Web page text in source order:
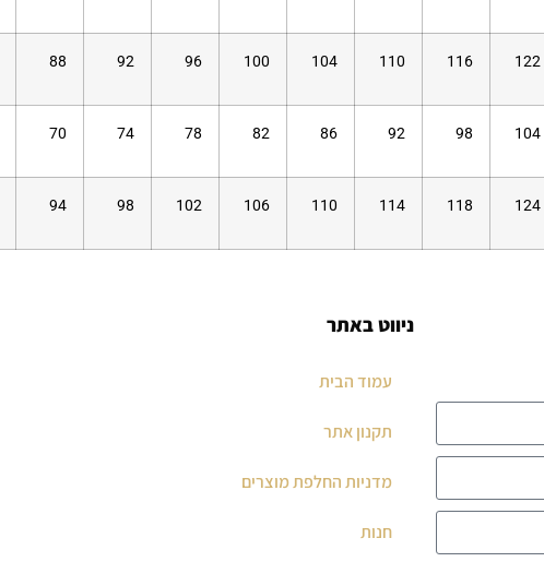
122
116
110
104
100
96
92
88
104
98
92
86
82
78
74
70
124
118
114
110
106
102
98
94
ניווט באתר
עמוד הבית
תקנון אתר
מדניות החלפת מוצרים
חנות